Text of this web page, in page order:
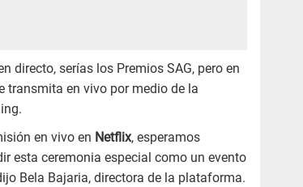
directo, serías los Premios SAG, pero en
transmita en vivo por medio de la
en vivo en Netflix, esperamos
esta ceremonia especial como un evento
Bela Bajaria, directora de la plataforma.